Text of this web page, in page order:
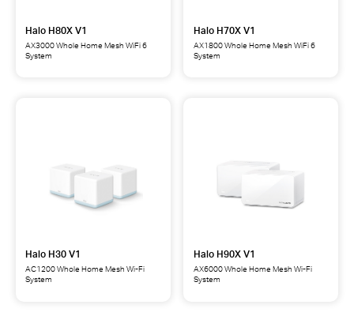
Halo H80X V1
AX3000 Whole Home Mesh WiFi 6
System
Halo H70X V1
AX1800 Whole Home Mesh WiFi 6
System
Halo H30 V1
AC1200 Whole Home Mesh Wi-Fi
System
Halo H90X V1
AX6000 Whole Home Mesh Wi-Fi
System